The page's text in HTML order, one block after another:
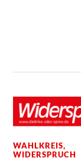
WAHLKREIS,
WIDERSPRUCH